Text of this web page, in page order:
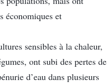
économiques et
sensibles à la chaleur,
ont subi des pertes de
d’eau dans plusieurs